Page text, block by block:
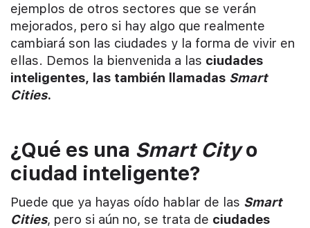
ejemplos de otros sectores que se verán
mejorados, pero si hay algo que realmente
cambiará son las ciudades y la forma de vivir en
ellas. Demos la bienvenida a las ciudades
inteligentes, las también llamadas Smart
Cities.
¿Qué es una Smart Cityo
ciudad inteligente?
Puede que ya hayas oído hablar de las Smart
Cities, pero si aún no, se trata de ciudades